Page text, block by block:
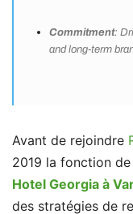
Commitment:
and long-term
Avant de rejoindre
2019 la fonction de
Hotel Georgia à
des stratégies de